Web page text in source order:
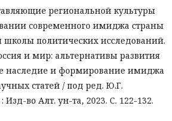
региональной культуры
современного имиджа страны
политических исследований.
и мир: альтернативы развития
наследие и формирование имиджа
статей / под ред. Ю.Г.
во Алт. ун-та, 2023. С. 122-132.